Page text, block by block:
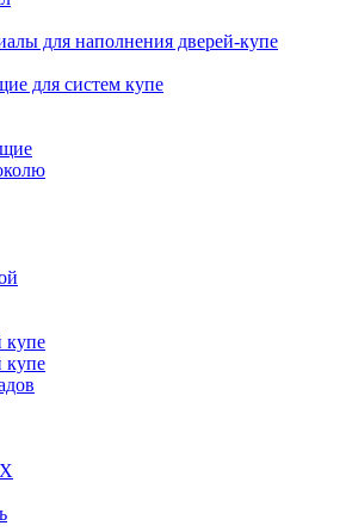
для наполнения дверей-купе
для систем купе
купе
купе